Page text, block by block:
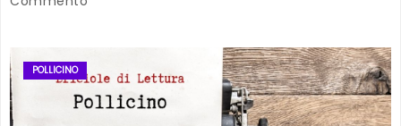
POLLICINO